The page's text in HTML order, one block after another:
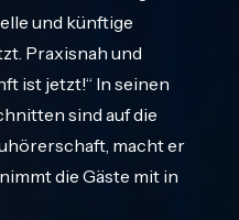
und künftige
Praxisnah und
ist jetzt!“ In seinen
sind auf die
macht er
die Gäste mit in